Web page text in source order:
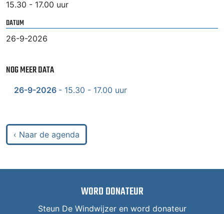
15.30 - 17.00 uur
DATUM
26-9-2026
NOG MEER DATA
26-9-2026 - 15.30 - 17.00 uur
‹ Naar de agenda
WORD DONATEUR
Steun De Windwijzer en word donateur